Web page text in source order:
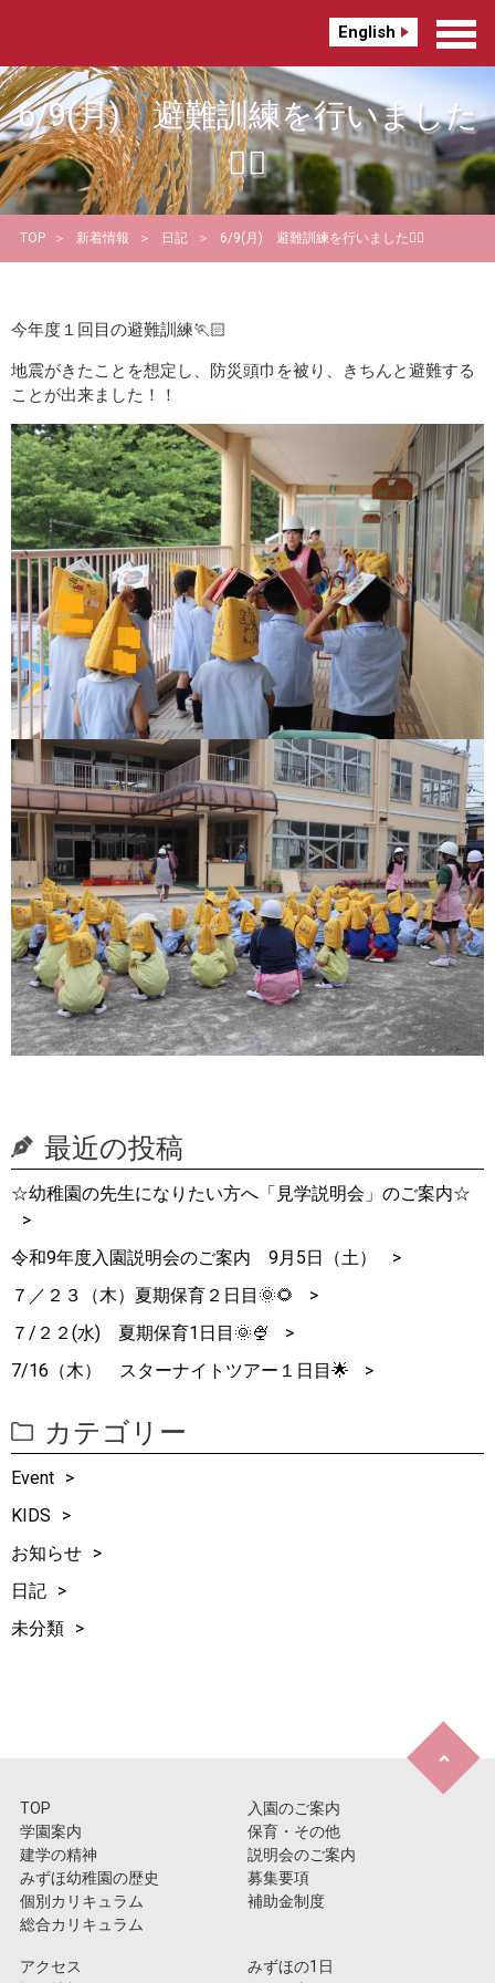
English
6/9(月) 避難訓練を行いました
🏋🏻
TOP 新着情報 日記 6/9(月) 避難訓練を行いました🏋🏻
今年度１回目の避難訓練🏃🏻
地震がきたことを想定し、防災頭巾を被り、きちんと避難する
ことが出来ました！！
最近の投稿
☆幼稚園の先生になりたい方へ「見学説明会」のご案内☆
令和9年度入園説明会のご案内 9月5日（土）
７／２３（木）夏期保育２日目🌞🌻
７/２２(水) 夏期保育1日目🌞🍨
7/16（木） スターナイトツアー１日目🌟
カテゴリー
Event
KIDS
お知らせ
日記
未分類
TOP
学園案内
建学の精神
みずほ幼稚園の歴史
個別カリキュラム
総合カリキュラム
入園のご案内
保育・その他
説明会のご案内
募集要項
補助金制度
アクセス
みずほの1日